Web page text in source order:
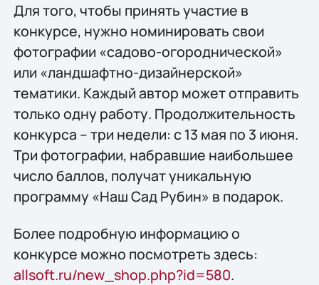
Для того, чтобы принять участие в
конкурсе, нужно номинировать свои
фотографии «садово-огороднической»
или «ландшафтно-дизайнерской»
тематики. Каждый автор может отправить
только одну работу. Продолжительность
конкурса – три недели: с 13 мая по 3 июня.
Три фотографии, набравшие наибольшее
число баллов, получат уникальную
программу «Наш Сад Рубин» в подарок.
Более подробную информацию о
конкурсе можно посмотреть здесь:
allsoft.ru/new_shop.php?id=580.